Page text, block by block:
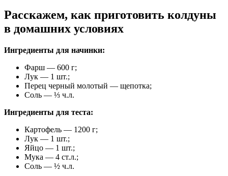
Расскажем, как приготовить колдуны
в домашних условиях
Ингредиенты для начинки:
Фарш — 600 г;
Лук — 1 шт.;
Перец черный молотый — щепотка;
Соль — ⅓ ч.л.
Ингредиенты для теста:
Картофель — 1200 г;
Лук — 1 шт.;
Яйцо — 1 шт.;
Мука — 4 ст.л.;
Соль — ½ ч.л.